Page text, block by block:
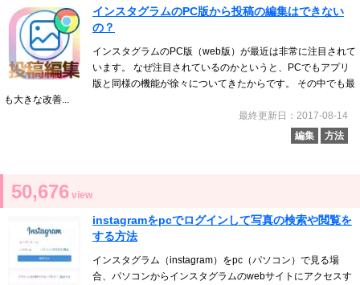
インスタグラムのPC版から投稿の編集はできない
の？
インスタグラムのPC版（web版）が最近は非常に注目されて
います。 なぜ注目されているのかというと、PCでもアプリ
版と同様の機能が徐々についてきたからです。 その中でも最
も大きな改善...
最終更新日：2017-08-14
編集
方法
50,676 view
instagramをpcでログインして写真の検索や閲覧を
する方法
インスタグラム（instagram）をpc（パソコン）で見る場
合、パソコンからインスタグラムのwebサイトにアクセスす